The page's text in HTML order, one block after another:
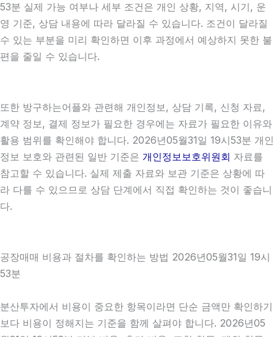
53분 실제 가능 여부나 세부 조건은 개인 상황, 지역, 시기, 운
영 기준, 상담 내용에 따라 달라질 수 있습니다. 조건이 달라질
수 있는 부분을 미리 확인하면 이후 과정에서 예상하지 못한 불
편을 줄일 수 있습니다.
또한 방구하는어플와 관련해 개인정보, 상담 기록, 신청 자료,
계약 정보, 결제 정보가 필요한 경우에는 자료가 필요한 이유와
활용 범위를 확인해야 합니다. 2026년05월31일 19시53분 개인
정보 보호와 관련된 일반 기준은 개인정보보호위원회 자료를
참고할 수 있습니다. 실제 제출 자료와 보관 기준은 상황에 따
라 다를 수 있으므로 상담 단계에서 직접 확인하는 것이 좋습니
다.
공장매매 비용과 절차를 확인하는 방법 2026년05월31일 19시
53분
분산투자에서 비용이 중요한 항목이라면 단순 금액만 확인하기
보다 비용이 정해지는 기준을 함께 살펴야 합니다. 2026년05